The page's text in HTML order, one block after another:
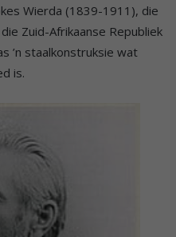
Wierda (1839-1911), die
Zuid-Afrikaanse Republiek
’n staalkonstruksie wat
is.